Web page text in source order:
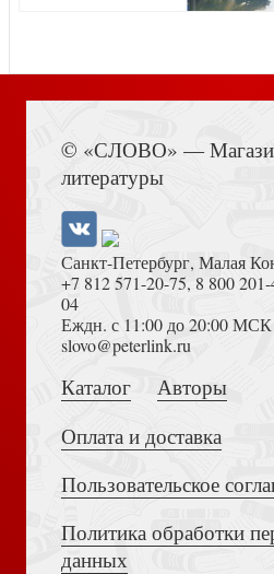
Толкование на Апокалипсис
Достоевский Ф.М. Сила и
© «СЛОВО» — Магазин
литературы
Санкт-Петербург, Малая
+7 812 571-20-75, 8 800
04
Еждн. с 11:00 до 20:00 МСК
slovo@peterlink.ru
Каталог
Авторы
Оплата и доставка
Пользовательское
Политика обработки
данных